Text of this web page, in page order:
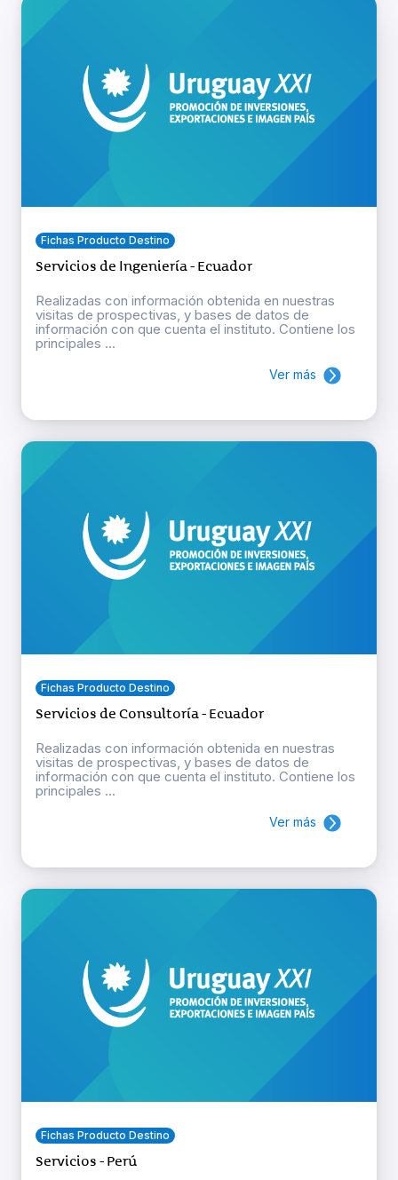
Fichas Producto Destino
Servicios de Ingeniería - Ecuador
Realizadas con información obtenida en nuestras
visitas de prospectivas, y bases de datos de
información con que cuenta el instituto. Contiene los
principales ...
Ver más
Fichas Producto Destino
Servicios de Consultoría - Ecuador
Realizadas con información obtenida en nuestras
visitas de prospectivas, y bases de datos de
información con que cuenta el instituto. Contiene los
principales ...
Ver más
Fichas Producto Destino
Servicios - Perú